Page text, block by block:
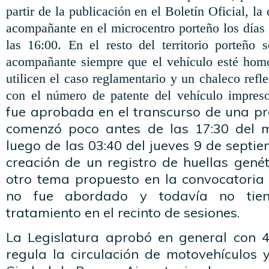
partir de la publicación en el Boletín Oficial, la
acompañante en el microcentro porteño los
las 16:00. En el resto del territorio porteño
acompañante siempre que el vehículo esté
utilicen el caso reglamentario y un chaleco
con el número de patente del vehículo
fue aprobada en el transcurso de una
comenzó poco antes de las 17:30 del
luego de las 03:40 del jueves 9 de
creación de un registro de huellas
otro tema propuesto en la convocatoria
no fue abordado y todavía no
tratamiento en el recinto de sesiones.
La Legislatura aprobó en general con
regula la circulación de motovehículos